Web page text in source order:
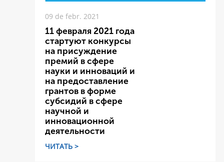
09 de febr. 2021
11 февраля 2021 года
стартуют конкурсы
на присуждение
премий в сфере
науки и инноваций и
на предоставление
грантов в форме
субсидий в сфере
научной и
инновационной
деятельности
ЧИТАТЬ >